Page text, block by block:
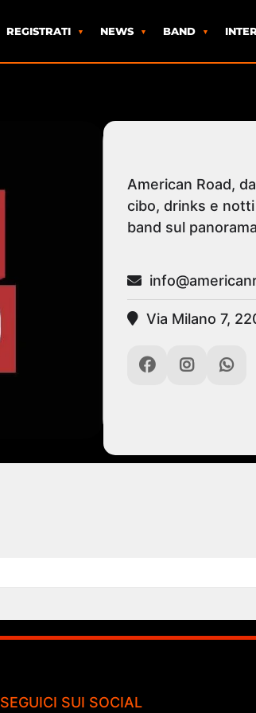
REGISTRATI NEWS BAND
American Road,
cibo, drinks e
band sul
Via Milano 7,
SEGUICI SUI SOCIAL